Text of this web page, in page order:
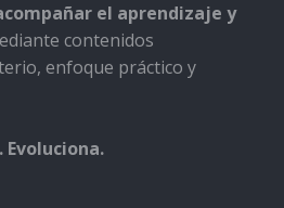
el aprendizaje y
contenidos
enfoque práctico y